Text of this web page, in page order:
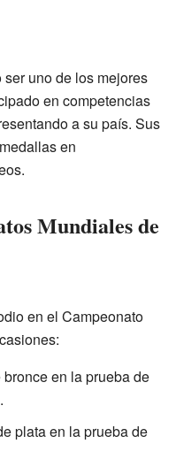
uno de los mejores
en competencias
a su país. Sus
en
Mundiales de
en el Campeonato
en la prueba de
.
plata en la prueba de